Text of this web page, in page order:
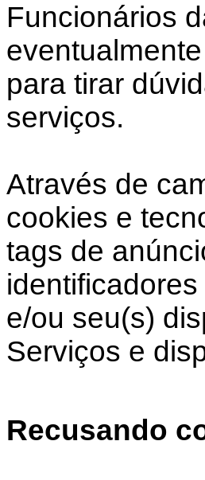
Funcionários
para tirar
serviços.
Através de
cookies e
tags de
e/ou seu(s)
Serviços e
Recusando